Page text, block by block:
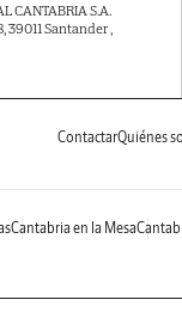
CANTABRIA S.A.
39011 Santander ,
ContactarQuiénes
Cantabria en la Mesa